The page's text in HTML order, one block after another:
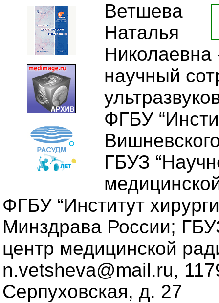
Ветшева
Наталья
Николаевна
научный
ФГБУ
ГБУЗ
ФГБУ “Институт
Минздрава России;
центр медицинской
n.vetsheva@mail.ru,
Серпуховская, д. 27